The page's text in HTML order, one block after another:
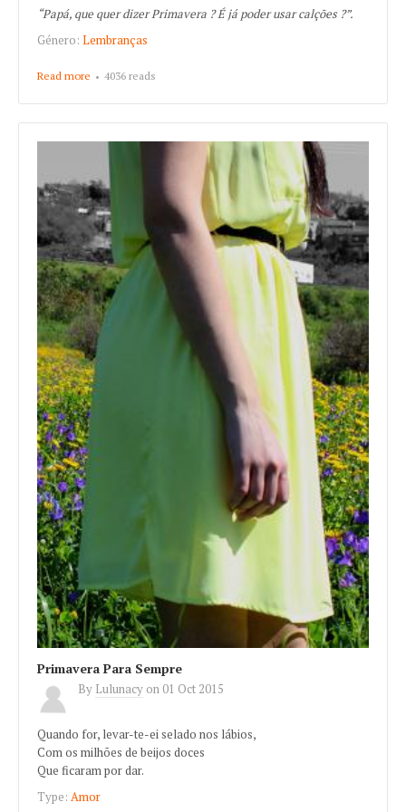
“Papá, que quer dizer Primavera ? É já poder usar calções ?”.
Género: Lembranças
Read more about Papá, que quer dizer Primavera ?
4036 reads
Primavera Para Sempre
By Lulunacy on 01 Oct 2015
Quando for, levar-te-ei selado nos lábios,
Com os milhões de beijos doces
Que ficaram por dar.
Type: Amor